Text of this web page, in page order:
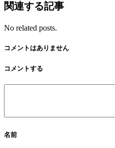
関連する記事
No related posts.
コメントはありません
コメントする
名前